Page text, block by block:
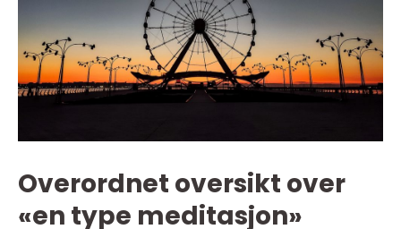
Overordnet oversikt over
«en type meditasjon»